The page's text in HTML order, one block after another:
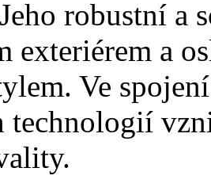
robustní a
exteriérem a
Ve
technologií